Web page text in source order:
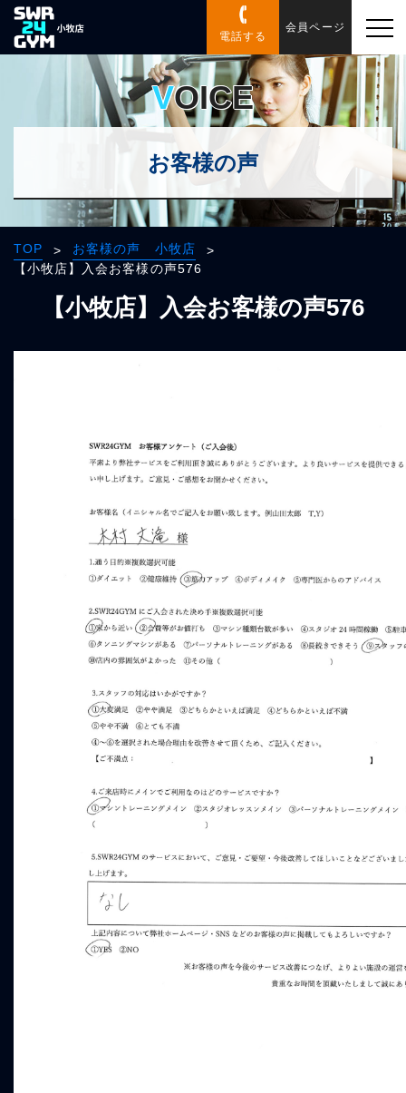
電話する
会員ページ
VOICE
お客様の声
TOP > お客様の声 小牧店
>
【小牧店】入会お客様の声576
【小牧店】入会お客様の声576